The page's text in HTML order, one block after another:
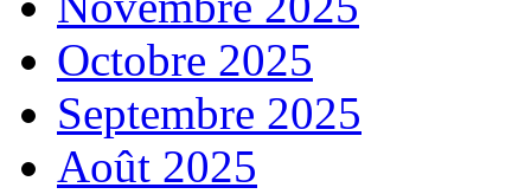
Octobre 2025
Septembre 2025
Août 2025